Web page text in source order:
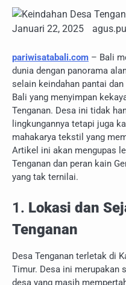
Januari 22, 2025
pariwisatabali.com – Bali
dunia dengan panorama
selain keindahan pantai
Bali yang menyimpan
Tenganan. Desa ini tidak
lingkungannya tetapi juga
mahakarya tekstil yang
Artikel ini akan mengupas
Tenganan dan peran kain
yang tak ternilai.
1. Lokasi dan
Tenganan
Desa Tenganan terletak di
Timur. Desa ini merupakan
desa yang masih